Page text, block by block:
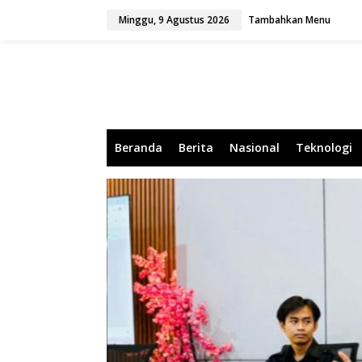
Minggu, 9 Agustus 2026 Tambahkan Menu
Beranda Berita Nasional Teknologi